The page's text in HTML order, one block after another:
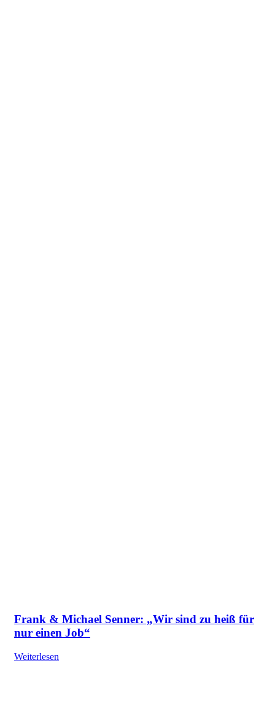
Frank & Michael Senner: „Wir sind zu heiß für
nur einen Job“
Weiterlesen